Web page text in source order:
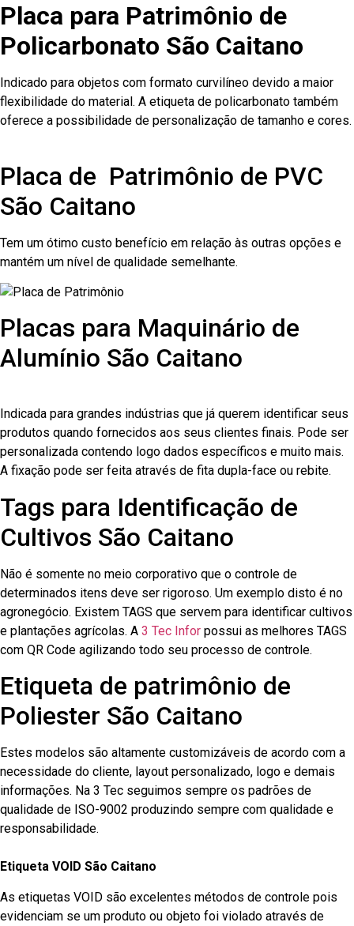
Placa para Patrimônio de
Policarbonato São Caitano
Indicado para objetos com formato curvilíneo devido a maior
flexibilidade do material. A etiqueta de policarbonato também
oferece a possibilidade de personalização de tamanho e cores.
Placa de Patrimônio de PVC
São Caitano
Tem um ótimo custo benefício em relação às outras opções e
mantém um nível de qualidade semelhante.
Placas para Maquinário de
Alumínio São Caitano
Indicada para grandes indústrias que já querem identificar seus
produtos quando fornecidos aos seus clientes finais. Pode ser
personalizada contendo logo dados específicos e muito mais.
A fixação pode ser feita através de fita dupla-face ou rebite.
Tags para Identificação de
Cultivos São Caitano
Não é somente no meio corporativo que o controle de
determinados itens deve ser rigoroso. Um exemplo disto é no
agronegócio. Existem TAGS que servem para identificar cultivos
e plantações agrícolas. A 3 Tec Infor possui as melhores TAGS
com QR Code agilizando todo seu processo de controle.
Etiqueta de patrimônio de
Poliester São Caitano
Estes modelos são altamente customizáveis de acordo com a
necessidade do cliente, layout personalizado, logo e demais
informações. Na 3 Tec seguimos sempre os padrões de
qualidade de ISO-9002 produzindo sempre com qualidade e
responsabilidade.
Etiqueta VOID São Caitano
As etiquetas VOID são excelentes métodos de controle pois
evidenciam se um produto ou objeto foi violado através de